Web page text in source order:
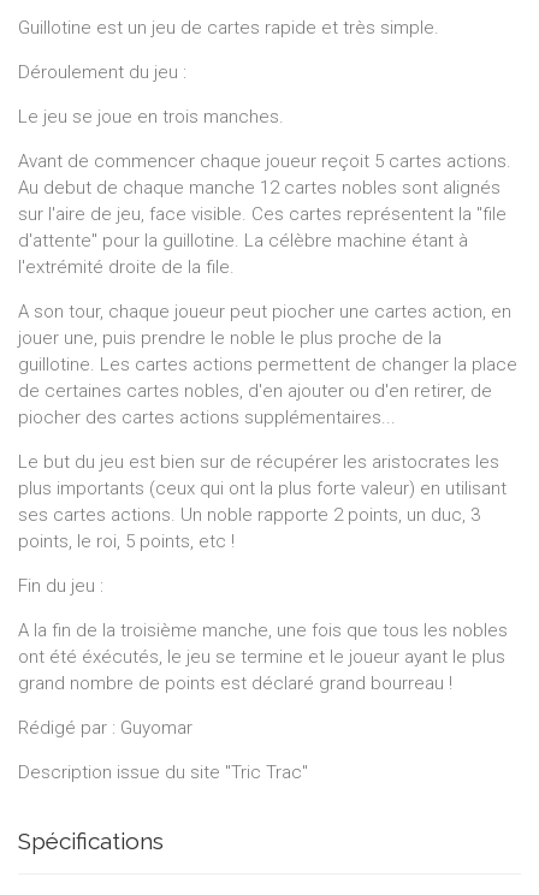
Guillotine est un jeu de cartes rapide et très simple.
Déroulement du jeu :
Le jeu se joue en trois manches.
Avant de commencer chaque joueur reçoit 5 cartes actions.
Au debut de chaque manche 12 cartes nobles sont alignés
sur l'aire de jeu, face visible. Ces cartes représentent la "file
d'attente" pour la guillotine. La célèbre machine étant à
l'extrémité droite de la file.
A son tour, chaque joueur peut piocher une cartes action, en
jouer une, puis prendre le noble le plus proche de la
guillotine. Les cartes actions permettent de changer la place
de certaines cartes nobles, d'en ajouter ou d'en retirer, de
piocher des cartes actions supplémentaires...
Le but du jeu est bien sur de récupérer les aristocrates les
plus importants (ceux qui ont la plus forte valeur) en utilisant
ses cartes actions. Un noble rapporte 2 points, un duc, 3
points, le roi, 5 points, etc !
Fin du jeu :
A la fin de la troisième manche, une fois que tous les nobles
ont été éxécutés, le jeu se termine et le joueur ayant le plus
grand nombre de points est déclaré grand bourreau !
Rédigé par : Guyomar
Description issue du site "Tric Trac"
Spécifications